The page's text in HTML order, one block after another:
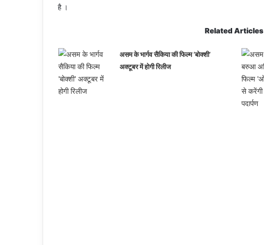
है ।
Related Articles
असम के भार्गव सैकिया की फिल्म ‘बोक्शी’
अक्टूबर में होगी रिलीज